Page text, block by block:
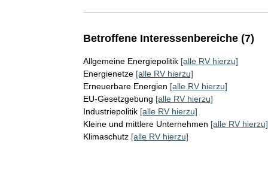
Betroffene Interessenbereiche (7)
Allgemeine Energiepolitik [alle RV hierzu]
Energienetze [alle RV hierzu]
Erneuerbare Energien [alle RV hierzu]
EU-Gesetzgebung [alle RV hierzu]
Industriepolitik [alle RV hierzu]
Kleine und mittlere Unternehmen [alle RV hierzu]
Klimaschutz [alle RV hierzu]